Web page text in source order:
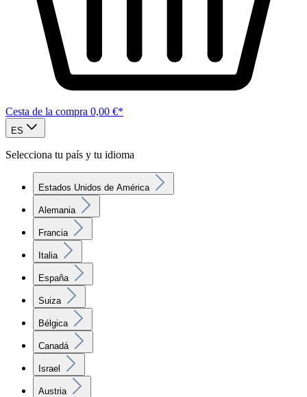
Cesta de la compra 0,00 €*
ES
Selecciona tu país y tu idioma
Estados Unidos de América
Alemania
Francia
Italia
España
Suiza
Bélgica
Canadá
Israel
Austria